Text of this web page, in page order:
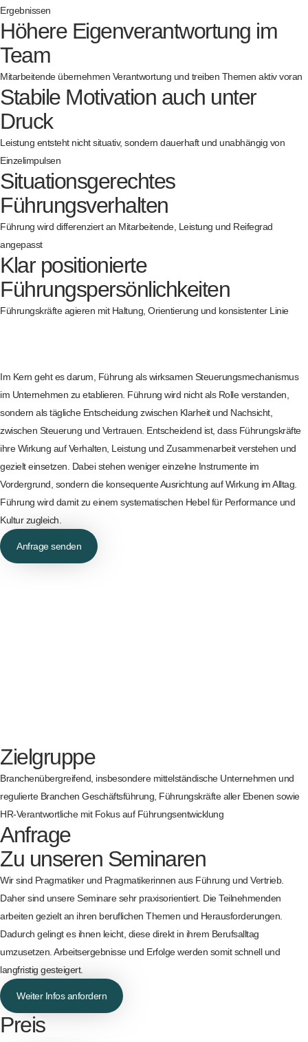
Ergebnissen
Höhere Eigenverantwortung im
Team
Mitarbeitende übernehmen Verantwortung und treiben Themen aktiv voran
Stabile Motivation auch unter
Druck
Leistung entsteht nicht situativ, sondern dauerhaft und unabhängig von
Einzelimpulsen
Situationsgerechtes
Führungsverhalten
Führung wird differenziert an Mitarbeitende, Leistung und Reifegrad
angepasst
Klar positionierte
Führungspersönlichkeiten
Führungskräfte agieren mit Haltung, Orientierung und konsistenter Linie
Im Kern geht es darum, Führung als wirksamen Steuerungsmechanismus
im Unternehmen zu etablieren. Führung wird nicht als Rolle verstanden,
sondern als tägliche Entscheidung zwischen Klarheit und Nachsicht,
zwischen Steuerung und Vertrauen. Entscheidend ist, dass Führungskräfte
ihre Wirkung auf Verhalten, Leistung und Zusammenarbeit verstehen und
gezielt einsetzen. Dabei stehen weniger einzelne Instrumente im
Vordergrund, sondern die konsequente Ausrichtung auf Wirkung im Alltag.
Führung wird damit zu einem systematischen Hebel für Performance und
Kultur zugleich.
Anfrage senden
Zielgruppe
Branchenübergreifend, insbesondere mittelständische Unternehmen und
regulierte Branchen Geschäftsführung, Führungskräfte aller Ebenen sowie
HR-Verantwortliche mit Fokus auf Führungsentwicklung
Anfrage
Zu unseren Seminaren
Wir sind Pragmatiker und Pragmatikerinnen aus Führung und Vertrieb.
Daher sind unsere Seminare sehr praxisorientiert. Die Teilnehmenden
arbeiten gezielt an ihren beruflichen Themen und Herausforderungen.
Dadurch gelingt es ihnen leicht, diese direkt in ihrem Berufsalltag
umzusetzen. Arbeitsergebnisse und Erfolge werden somit schnell und
langfristig gesteigert.
Weiter Infos anfordern
Preis